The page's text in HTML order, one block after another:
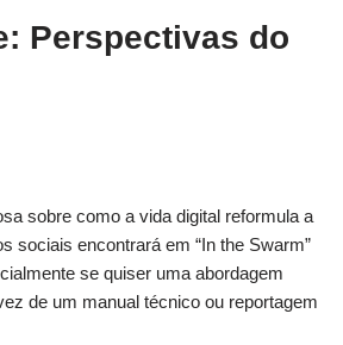
Perspectivas do
sobre como a vida digital reformula a
sociais encontrará em “In the Swarm”
se quiser uma abordagem
de um manual técnico ou reportagem